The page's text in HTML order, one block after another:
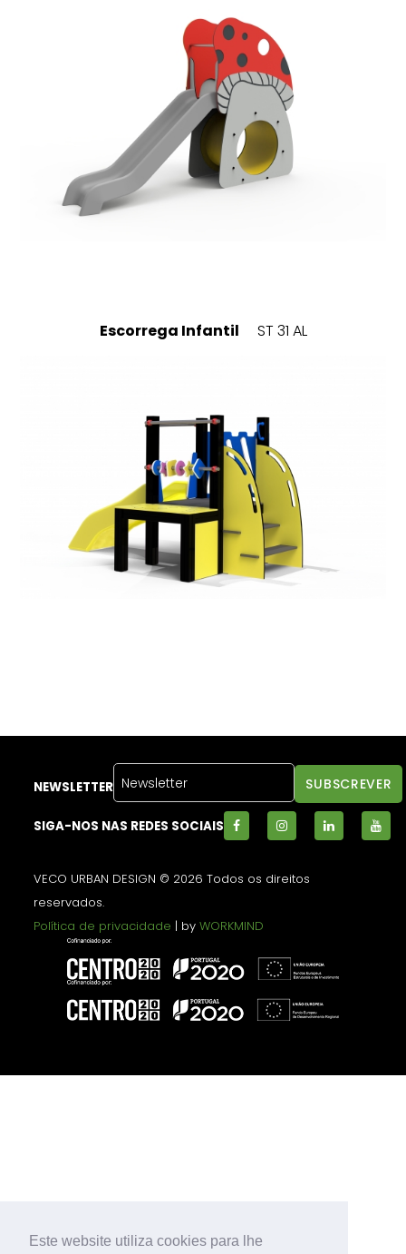
Este website utiliza cookies para lhe
Escorrega Infantil ST 31 AL
NEWSLETTER
SIGA-NOS NAS REDES SOCIAIS
VECO URBAN DESIGN © 2026 Todos os direitos
reservados.
Política de privacidade | byWORKMIND